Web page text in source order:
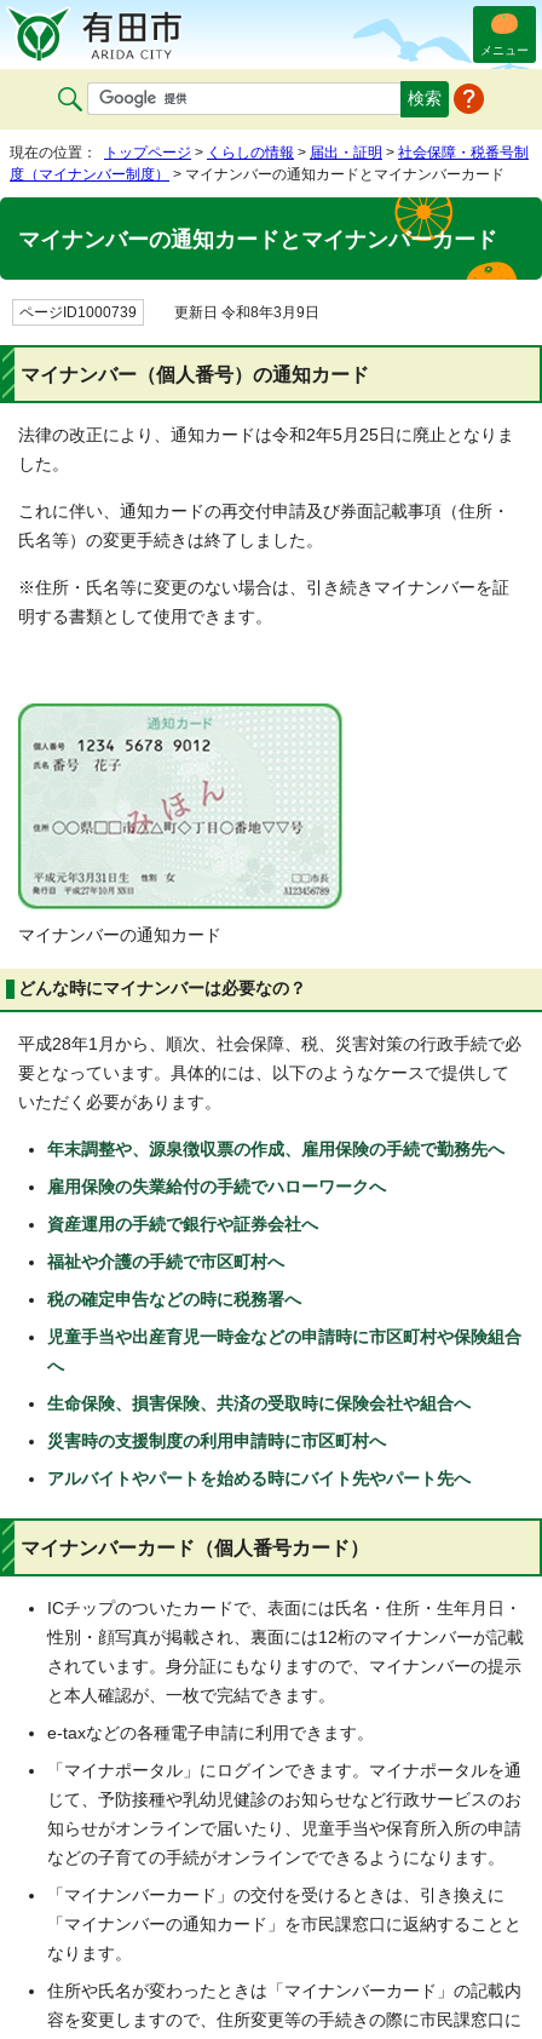
メニュー
現在の位置： トップページ > くらしの情報 > 届出・証明 > 社会保障・税番号制
度（マイナンバー制度）
> マイナンバーの通知カードとマイナンバーカード
マイナンバーの通知カードとマイナンバーカード
ページID1000739 更新日 令和8年3月9日
マイナンバー（個人番号）の通知カード
法律の改正により、通知カードは令和2年5月25日に廃止となりま
した。
これに伴い、通知カードの再交付申請及び券面記載事項（住所・
氏名等）の変更手続きは終了しました。
※住所・氏名等に変更のない場合は、引き続きマイナンバーを証
明する書類として使用できます。
マイナンバーの通知カード
どんな時にマイナンバーは必要なの？
平成28年1月から、順次、社会保障、税、災害対策の行政手続で必
要となっています。具体的には、以下のようなケースで提供して
いただく必要があります。
年末調整や、源泉徴収票の作成、雇用保険の手続で勤務先へ
雇用保険の失業給付の手続でハローワークへ
資産運用の手続で銀行や証券会社へ
福祉や介護の手続で市区町村へ
税の確定申告などの時に税務署へ
児童手当や出産育児一時金などの申請時に市区町村や保険組合
へ
生命保険、損害保険、共済の受取時に保険会社や組合へ
災害時の支援制度の利用申請時に市区町村へ
アルバイトやパートを始める時にバイト先やパート先へ
マイナンバーカード（個人番号カード）
ICチップのついたカードで、表面には氏名・住所・生年月日・
性別・顔写真が掲載され、裏面には12桁のマイナンバーが記載
されています。身分証にもなりますので、マイナンバーの提示
と本人確認が、一枚で完結できます。
e-taxなどの各種電子申請に利用できます。
「マイナポータル」にログインできます。マイナポータルを通
じて、予防接種や乳幼児健診のお知らせなど行政サービスのお
知らせがオンラインで届いたり、児童手当や保育所入所の申請
などの子育ての手続がオンラインでできるようになります。
「マイナンバーカード」の交付を受けるときは、引き換えに
「マイナンバーの通知カード」を市民課窓口に返納することと
なります。
住所や氏名が変わったときは「マイナンバーカード」の記載内
容を変更しますので、住所変更等の手続きの際に市民課窓口に